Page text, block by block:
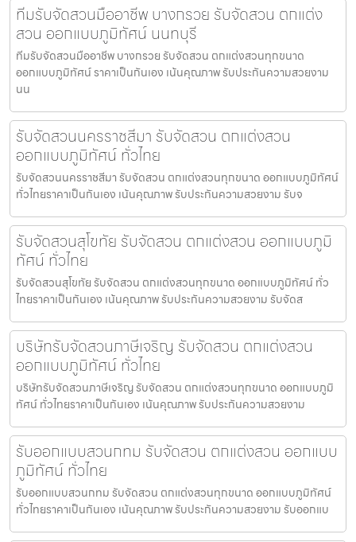
ทีมรับจัดสวนมืออาชีพ บางกรวย รับจัดสวน ตกแต่ง
สวน ออกแบบภูมิทัศน์ นนทบุรี
ทีมรับจัดสวนมืออาชีพ บางกรวย รับจัดสวน ตกแต่งสวนทุกขนาด
ออกแบบภูมิทัศน์ ราคาเป็นกันเอง เน้นคุณภาพ รับประกันความสวยงาม
นน
รับจัดสวนนครราชสีมา รับจัดสวน ตกแต่งสวน
ออกแบบภูมิทัศน์ ทั่วไทย
รับจัดสวนนครราชสีมา รับจัดสวน ตกแต่งสวนทุกขนาด ออกแบบภูมิทัศน์
ทั่วไทยราคาเป็นกันเอง เน้นคุณภาพ รับประกันความสวยงาม รับจ
รับจัดสวนสุโขทัย รับจัดสวน ตกแต่งสวน ออกแบบภูมิ
ทัศน์ ทั่วไทย
รับจัดสวนสุโขทัย รับจัดสวน ตกแต่งสวนทุกขนาด ออกแบบภูมิทัศน์ ทั่ว
ไทยราคาเป็นกันเอง เน้นคุณภาพ รับประกันความสวยงาม รับจัดส
บริษัทรับจัดสวนภาษีเจริญ รับจัดสวน ตกแต่งสวน
ออกแบบภูมิทัศน์ ทั่วไทย
บริษัทรับจัดสวนภาษีเจริญ รับจัดสวน ตกแต่งสวนทุกขนาด ออกแบบภูมิ
ทัศน์ ทั่วไทยราคาเป็นกันเอง เน้นคุณภาพ รับประกันความสวยงาม
รับออกแบบสวนกทม รับจัดสวน ตกแต่งสวน ออกแบบ
ภูมิทัศน์ ทั่วไทย
รับออกแบบสวนกทม รับจัดสวน ตกแต่งสวนทุกขนาด ออกแบบภูมิทัศน์
ทั่วไทยราคาเป็นกันเอง เน้นคุณภาพ รับประกันความสวยงาม รับออกแบ